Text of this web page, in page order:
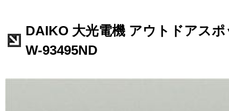
DAIKO 大光電機 アウトドアス
W-93495ND